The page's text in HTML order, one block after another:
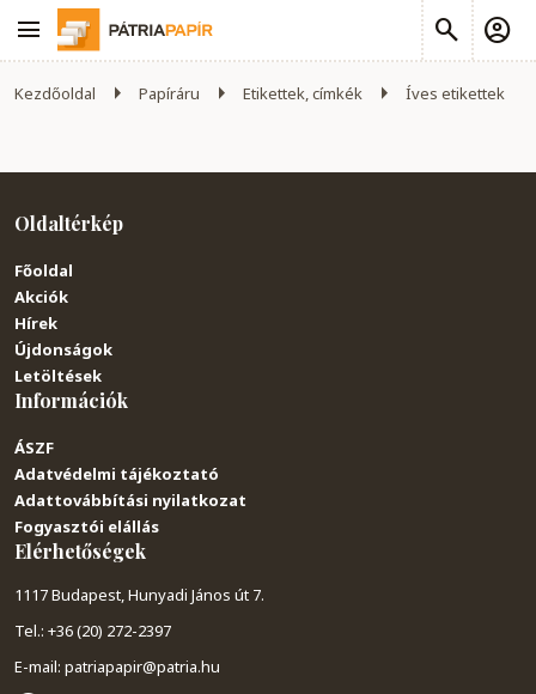
Kezdőoldal Papíráru Etikettek, címkék Íves etikettek
Oldaltérkép
Főoldal
Akciók
Hírek
Újdonságok
Letöltések
Információk
ÁSZF
Adatvédelmi tájékoztató
Adattovábbítási nyilatkozat
Fogyasztói elállás
Elérhetőségek
1117 Budapest, Hunyadi János út 7.
Tel.: +36 (20) 272-2397
E-mail: patriapapir@patria.hu